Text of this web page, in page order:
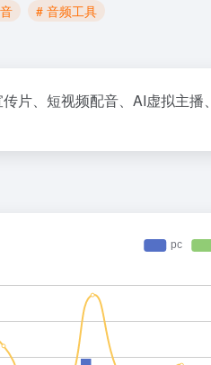
# 音频工具
片、短视频配音、AI虚拟主播